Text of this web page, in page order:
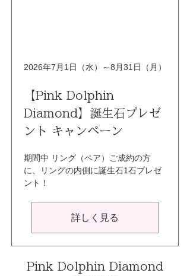
2026年7月1日（水）～8月31日（月）
【Pink Dolphin
Diamond】誕生石プレゼ
ント キャンペーン
期間中 リング（ペア）ご成約の方
に、リングの内側に誕生石1石プレゼ
ント！
詳しく見る
Pink Dolphin Diamond